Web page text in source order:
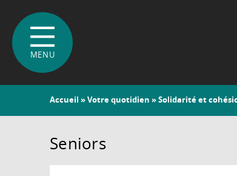
Vous
êtes
Accueil »Votre quotidien »Solidarité et
Seniors